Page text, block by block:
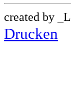
created by
Drucken